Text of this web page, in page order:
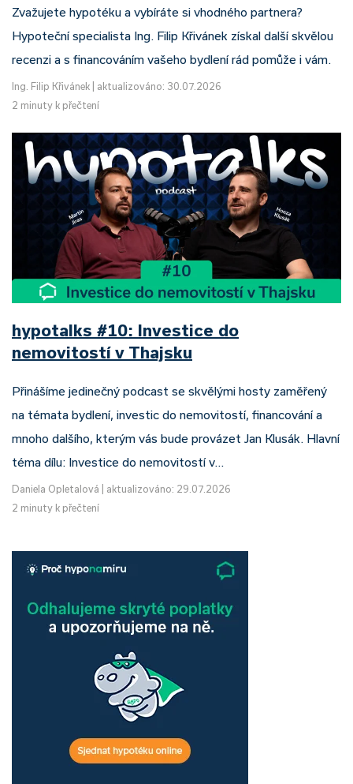
Zvažujete hypotéku a vybíráte si vhodného partnera?
Hypoteční specialista Ing. Filip Křivánek získal další skvělou
recenzi a s financováním vašeho bydlení rád pomůže i vám.
Ing. Filip Křivánek
aktualizováno: 30.07.2026
2 minuty k přečtení
hypotalks #10: Investice do
nemovitostí v Thajsku
Přinášíme jedinečný podcast se skvělými hosty zaměřený
na témata bydlení, investic do nemovitostí, financování a
mnoho dalšího, kterým vás bude provázet Jan Klusák. Hlavní
téma dílu: Investice do nemovitostí v…
Daniela Opletalová
aktualizováno: 29.07.2026
2 minuty k přečtení